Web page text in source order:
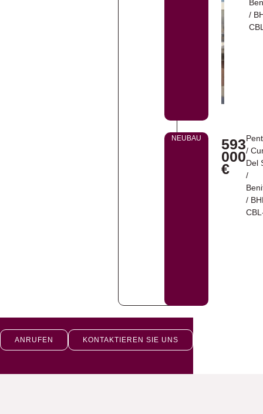
/
NEUBAU 593
000
€
/
Del
/
/
ANRUFEN KONTAKTIEREN SIE UNS